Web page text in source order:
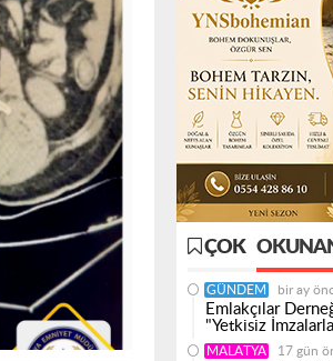
ÇOK
GÜNDEM bir ay
Emlakçılar
"Yetkisiz
MALATYA 17 gün